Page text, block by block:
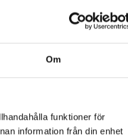
Om
funktioner för
information från din enhet